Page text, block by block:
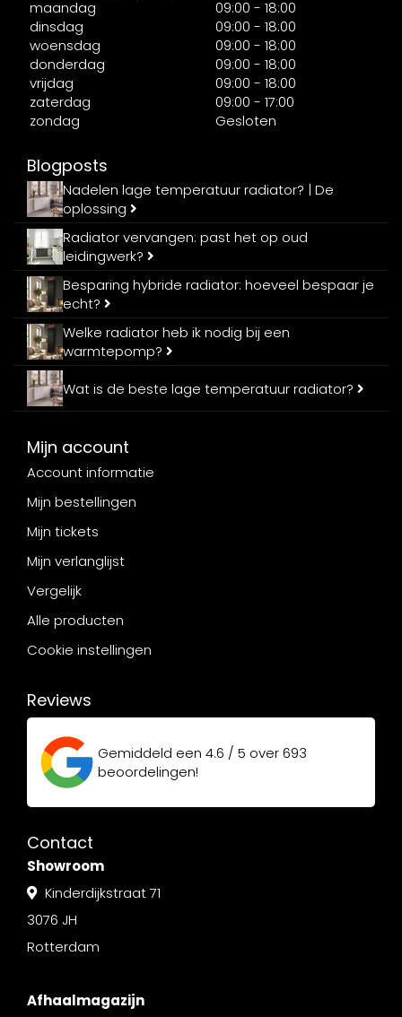
maandag
09:00 - 18:00
dinsdag
09:00 - 18:00
woensdag
09:00 - 18:00
donderdag
09:00 - 18:00
vrijdag
09:00 - 18:00
zaterdag
09:00 - 17:00
zondag
Gesloten
Blogposts
Nadelen lage temperatuur radiator? | De
oplossing
Radiator vervangen: past het op oud
leidingwerk?
Besparing hybride radiator: hoeveel bespaar je
echt?
Welke radiator heb ik nodig bij een
warmtepomp?
Wat is de beste lage temperatuur radiator?
Mijn account
Account informatie
Mijn bestellingen
Mijn tickets
Mijn verlanglijst
Vergelijk
Alle producten
Cookie instellingen
Reviews
Gemiddeld een 4.6 / 5 over693
beoordelingen!
Contact
Showroom
Kinderdijkstraat 71
3076 JH
Rotterdam
Afhaalmagazijn